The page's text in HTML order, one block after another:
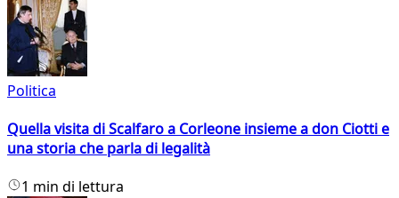
Politica
Quella visita di Scalfaro a Corleone insieme a don Ciotti e
una storia che parla di legalità
1 min di lettura